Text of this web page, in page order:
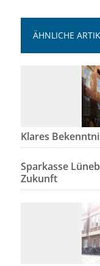
ÄHNLICHE
Klares
Sparkasse
Zukunft